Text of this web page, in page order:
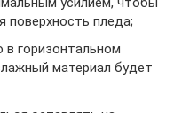
поверхность пледа;
горизонтальном
материал будет